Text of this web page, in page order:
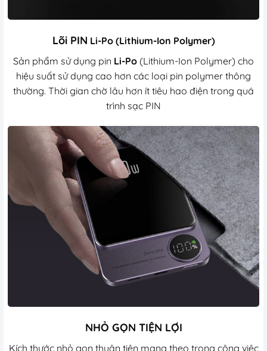
Lõi PIN Li-Po(Lithium-Ion Polymer)
Sản phẩm sử dụng pin Li-Po (Lithium-Ion Polymer) cho
hiệu suất sử dụng cao hơn các loại pin polymer thông
thường. Thời gian chờ lâu hơn ít tiêu hao điện trong quá
trình sạc PIN
NHỎ GỌN TIỆN LỢI
Kích thước nhỏ gọn thuận tiện mang theo trong công việc